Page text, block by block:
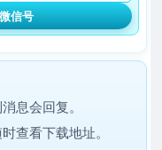
信号
息会回复。
查看下载地址。